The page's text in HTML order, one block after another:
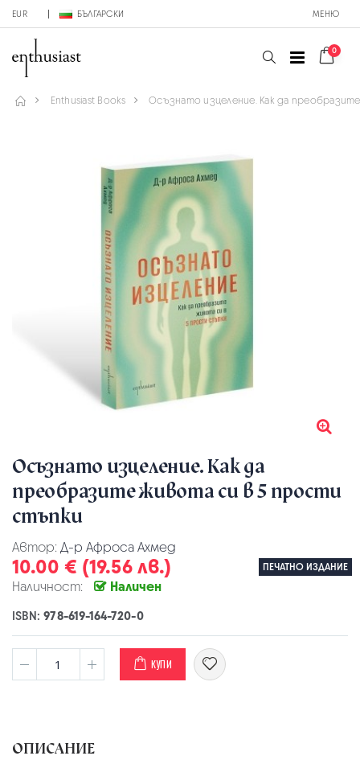
EUR БЪЛГАРСКИ МЕНЮ
0
Enthusiast Books Осъзнато изцеление. Как да
Осъзнато изцеление. Как да
преобразите живота си в 5 прости
стъпки
Автор: Д-р Афроса Ахмед
10.00 € (19.56 лв.) ПЕЧАТНО ИЗДАНИЕ
Наличност: Наличен
ISBN:978-619-164-720-0
КУПИ
ОПИСАНИЕ